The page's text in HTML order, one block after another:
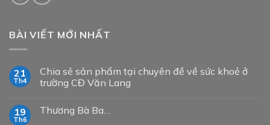
BÀI VIẾT MỚI NHẤT
21
Th4
Chia sẻ sản phẩm tại chuyên đề về sức khoẻ ở
trường CĐ Văn Lang
19
Th6
Thương Bà Ba…